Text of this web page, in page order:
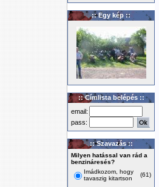
:: Egy kép ::
:: Címlista belépés ::
email:
pass:
:: Szavazás ::
Milyen hatással van rád a
benzináresés?
Imádkozom, hogy
tavaszig kitartson
(61)